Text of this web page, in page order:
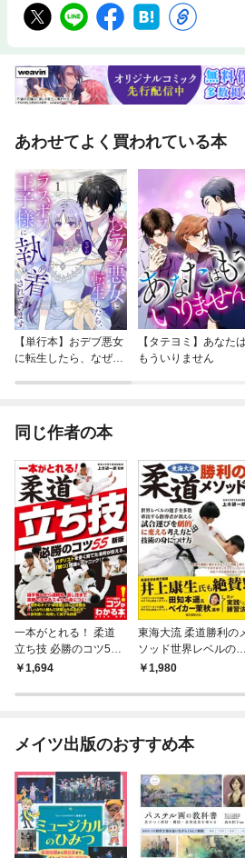
ってくると思われます。そこで必要になって
の、技の、体の柔軟性です。柔道の「強さ」
ど、「心技体」のうちの「技」に関して解説
応して、現代柔道を勝ち抜く「技術」を身
◆◇◆ 主な目次 ◆◇◆☆第一章 組手を制する*
な組手時の対処法・・・など☆第二章 しっか
連絡技で投げる* 対の法則を理解する* 大外刈
内刈* 背負投から小内刈* 払腰から支釣込足
投げる* 組み際に技をかける利点を理解する*
刈・大外刈* 背負投(スイッチ)* 隅返・・・な
利用して投げる* 内股透かし* 燕返* 大外返*
は2018年発行の『一本がとれる! 柔道 立ち技
として発売するにあたり、内容を確認し一部
す。
あわせてよく買われている本
【単行本】おデブ悪女
に転生したら、なぜか
【タテヨミ】あなたは
もういりません
同じ作者の本
一本がとれる！ 柔道
立ち技 必勝のコツ55
新版1,694
東海大流 柔道勝利の
ソッド世界レベルの選
手を多数輩出する指導
劇的に変える考え方
1,980
メイツ出版のおすすめ本